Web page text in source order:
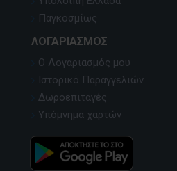
Παγκοσμίως
ΛΟΓΑΡΙΑΣΜΌΣ
Ο Λογαριασμός μου
Ιστορικό Παραγγελιών
Δωροεπιταγές
Υπόμνημα χαρτών